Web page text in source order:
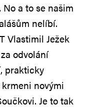
a to se našim
nelíbí.
Vlastimil Ježek
odvolání
prakticky
novými
Je to tak